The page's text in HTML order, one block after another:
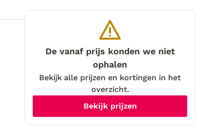
De vanaf prijs konden we niet
ophalen
Bekijk alle prijzen en kortingen in het
overzicht.
Bekijk prijzen